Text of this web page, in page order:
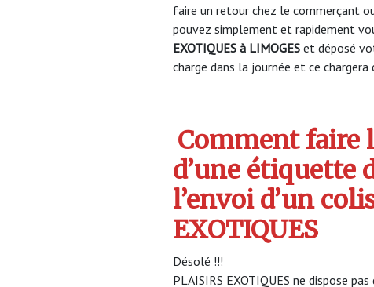
faire un retour chez le commerçant
pouvez simplement et rapidement
EXOTIQUES à LIMOGES et déposé
charge dans la journée et ce
Comment faire
d’une étiquette
l’envoi d’un
EXOTIQUES
Désolé !!!
PLAISIRS EXOTIQUES ne dispose